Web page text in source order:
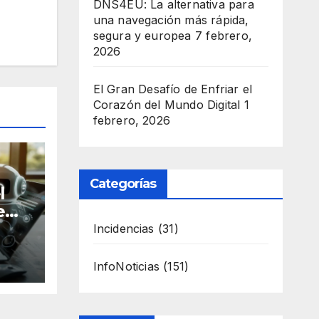
DNS4EU: La alternativa para
una navegación más rápida,
segura y europea 7 febrero,
2026
El Gran Desafío de Enfriar el
Corazón del Mundo Digital 1
febrero, 2026
Categorías
Incidencias (31)
InfoNoticias (151)